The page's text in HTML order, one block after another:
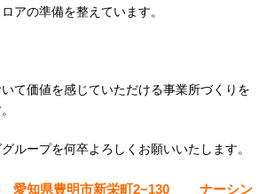
アの準備を整えています。
て価値を感じていただける事業所づくりを
ループを何卒よろしくお願いいたします。
愛知県豊明市新栄町2−130 ナーシン